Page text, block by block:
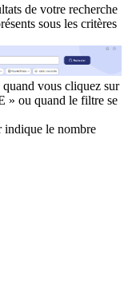
de votre recherche
sous les critères
vous cliquez sur
ou quand le filtre se
indique le nombre